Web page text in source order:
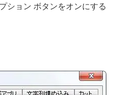
ション ボタンをオンにする